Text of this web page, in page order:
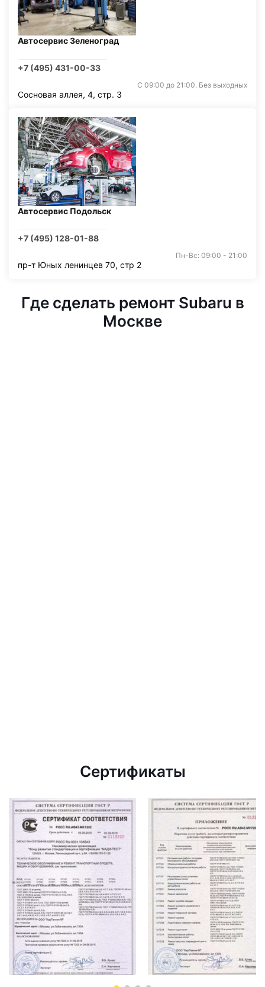
Автосервис Зеленоград
+7 (495) 431-00-33
С 09:00 до 21:00. Без выходных
Сосновая аллея, 4, стр. 3
Автосервис Подольск
+7 (495) 128-01-88
Пн-Вс: 09:00 - 21:00
пр-т Юных ленинцев 70, стр 2
Где сделать ремонт Subaru в
Москве
Сертификаты